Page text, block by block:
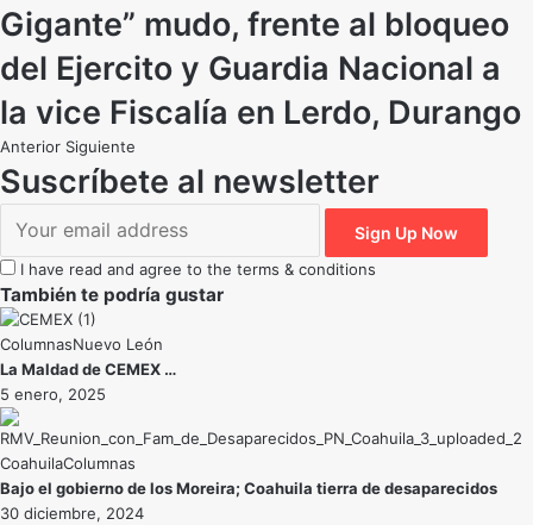
Gigante” mudo, frente al bloqueo
del Ejercito y Guardia Nacional a
la vice Fiscalía en Lerdo, Durango
Anterior Siguiente
Suscríbete al newsletter
I have read and agree to the terms & conditions
También te podría gustar
Nuevo León
La Maldad de CEMEX …
5 enero, 2025
Coahuila
Bajo el gobierno de los Moreira; Coahuila tierra de desaparecidos
30 diciembre, 2024